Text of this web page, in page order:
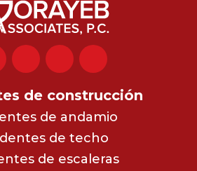
de construcción
de andamio
de techo
de escaleras